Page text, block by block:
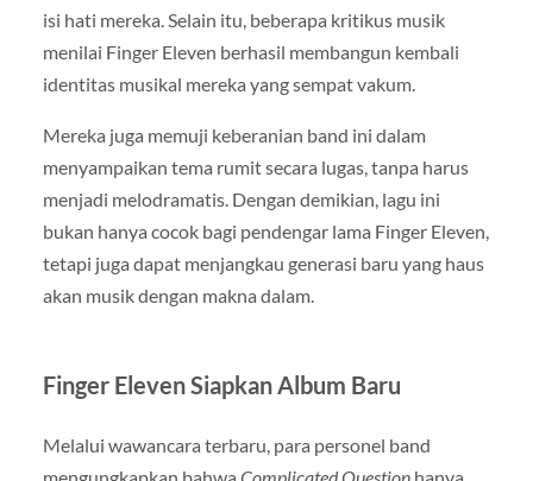
isi hati mereka. Selain itu, beberapa kritikus musik
menilai Finger Eleven berhasil membangun kembali
identitas musikal mereka yang sempat vakum.
Mereka juga memuji keberanian band ini dalam
menyampaikan tema rumit secara lugas, tanpa harus
menjadi melodramatis. Dengan demikian, lagu ini
bukan hanya cocok bagi pendengar lama Finger Eleven,
tetapi juga dapat menjangkau generasi baru yang haus
akan musik dengan makna dalam.
Finger Eleven Siapkan Album Baru
Melalui wawancara terbaru, para personel band